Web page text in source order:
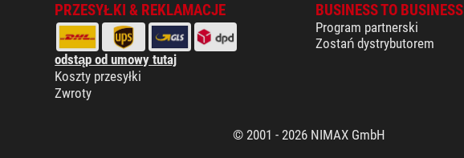
PRZESYŁKI & REKLAMACJE
odstąp od umowy tutaj
Koszty przesyłki
Zwroty
BUSINESS TO BUSINESS
Program partnerski
Zostań dystrybutorem
© 2001 - 2026 NIMAX GmbH